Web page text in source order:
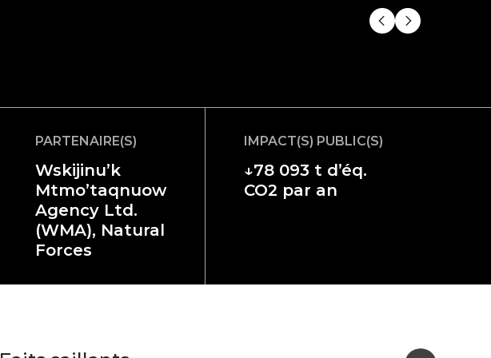
PARTENAIRE(S)
Wskijinu’k
Mtmo’taqnuow
Agency Ltd.
(WMA), Natural
Forces
IMPACT(S) PUBLIC(S)
↓78 093 t d’éq.
CO2 par an